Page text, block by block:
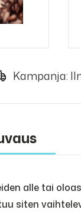
Kampanja:
alle tai
siten